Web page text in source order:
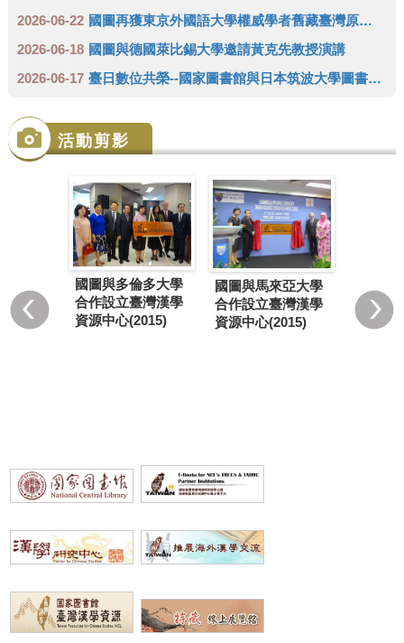
2026-06-22 國圖再獲東京外國語大學權威學者舊藏臺灣原住民史料 達成徵集三代傳承日本學者完整拼圖
2026-06-18 國圖與德國萊比錫大學邀請黃克先教授演講
2026-06-17 臺日數位共榮--國家圖書館與日本筑波大學圖書館攜手成立「臺灣學術數位資源中心」(TADRC)
活動剪影
臺灣
國圖與多倫多大學
合作設立臺灣漢學
資源中心(2015)
國圖與馬來亞大學
合作設立臺灣漢學
資源中心(2015)
學合作
學資源
署...